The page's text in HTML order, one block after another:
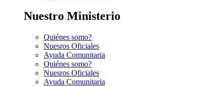
Nuestro Ministerio
Quiénes somo?
Nuesros Oficiales
Ayuda Comunitaria
Quiénes somo?
Nuesros Oficiales
Ayuda Comunitaria